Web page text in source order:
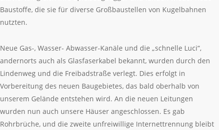
Baustoffe, die sie für diverse Großbaustellen von Kugelbahnen
nutzten.
Neue Gas-, Wasser- Abwasser-Kanäle und die „schnelle Luci“,
andernorts auch als Glasfaserkabel bekannt, wurden durch den
Lindenweg und die Freibadstraße verlegt. Dies erfolgt in
Vorbereitung des neuen Baugebietes, das bald oberhalb von
unserem Gelände entstehen wird. An die neuen Leitungen
wurden nun auch unsere Häuser angeschlossen. Es gab
Rohrbrüche, und die zweite unfreiwillige Internettrennung bleibt